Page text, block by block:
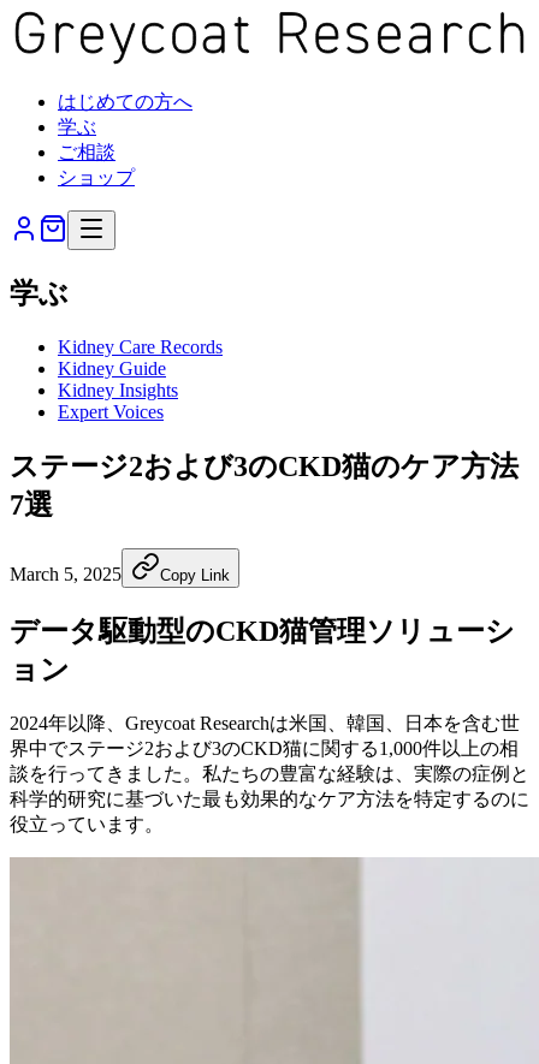
はじめての方へ
学ぶ
ご相談
ショップ
学ぶ
Kidney Care Records
Kidney Guide
Kidney Insights
Expert Voices
ステージ2および3のCKD猫のケア方法
7選
March 5, 2025 Copy Link
データ駆動型のCKD猫管理ソリューシ
ョン
2024年以降、Greycoat Researchは米国、韓国、日本を含む世
界中でステージ2および3のCKD猫に関する1,000件以上の相
談を行ってきました。私たちの豊富な経験は、実際の症例と
科学的研究に基づいた最も効果的なケア方法を特定するのに
役立っています。